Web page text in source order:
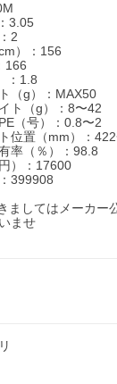
3.05
2
）：156
166
：1.8
（g）：MAX50
ト（g）：8〜42
（号）：0.8〜2
位置（mm）：
率（％）：98.8
）：17600
399908
ましてはメーカー
ませ